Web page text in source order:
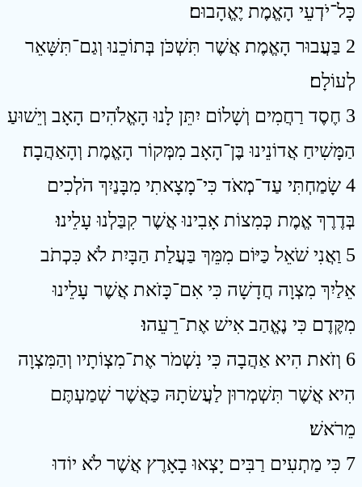
כָּל־יֹדְעֵי הָאֱמֶת יֶאֱהָבוּם׃
2 בַּעֲבוּר הָאֱמֶת אֲשֶׁר תִּשְׁכֹּן בְּתוֹכֵנוּ וְגַם־תִּשָּׁאֵר
לְעוֹלָם׃
3 חֶסֶד רַחֲמִים וְשָׁלוֹם יִתֵּן לָנוּ הָאֱלֹהִים הָאָב וְיֵשׁוּעַ
הַמָּשִׁיחַ אֲדוֹנֵינוּ בֶּן־הָאָב מִמְּקוֹר הָאֱמֶת וְהָאַהֲבָה׃
4 שָׂמַחְתִּי עַד־מְאֹד כִּי־מָצָאתִי מִבָּנַיִךְ הֹלְכִים
בְּדֶרֶךְ אֱמֶת כְּמִצוֹת אָבִינוּ אֲשֶׁר קִבַּלְנוּ עָלֵינוּ׃
5 וַאֲנִי שֹׁאֵל כַּיּוֹם מִמֵּךְ בַּעֲלַת הַבָּיִת לֹא כִּכְתֹב
אֵלַיִךְ מִצְוָה חֲדָשָׁה כִּי אִם־כָּזֹאת אֲשֶׁר עָלֵינוּ
מִקֶּדֶם כִּי נֶאֱהַב אִישׁ אֶת־רֵעֵהוּ׃
6 וְזֹאת הִיא אַהֲבָה כִּי נִשְׁמֹר אֶת־מִצְוֹתָיו וְהַמִּצְוָה
הִיא אֲשֶׁר תִּשְׁמְרוּן לַעֲשׂתָהּ כַּאֲשֶׁר שְׁמַעְתֶּם
מֵרֹאשׁ׃
7 כִּי מַתְעִים רַבִּים יָצְאוּ בָאָרֶץ אֲשֶׁר לֹא יוֹדוּ